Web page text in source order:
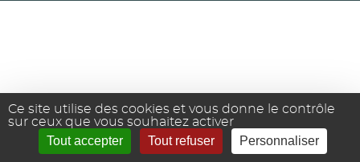
Ce site utilise des cookies et vous donne le contrôle
sur ceux que vous souhaitez activer
Tout accepter Tout refuser Personnaliser